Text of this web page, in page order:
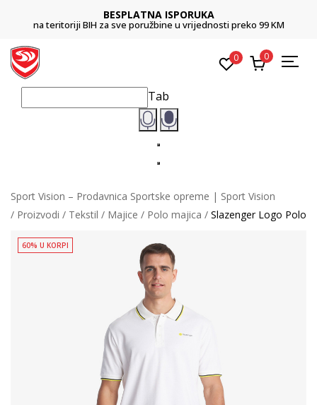
BESPLATNA ISPORUKA
na teritoriji BIH za sve poružbine u vrijednosti preko 99 KM
0 0
Tab
Sport Vision – Prodavnica Sportske opreme | Sport Vision
Proizvodi
Tekstil Majice Polo majica Slazenger Logo Polo
60% U KORPI